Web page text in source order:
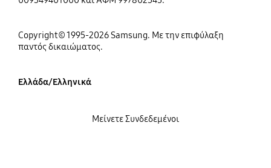
Copyright© 1995-2026 Samsung. Με την επιφύλαξη
παντός δικαιώματος.
Ελλάδα/Ελληνικά
Μείνετε Συνδεδεμένοι